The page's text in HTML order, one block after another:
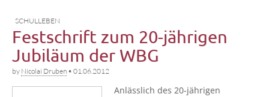
SCHULLEBEN
Festschrift zum 20-jährigen
Jubiläum der WBG
by Nicolai Druben • 01.06.2012
Anläss­lich des 20-jäh­ri­­gen